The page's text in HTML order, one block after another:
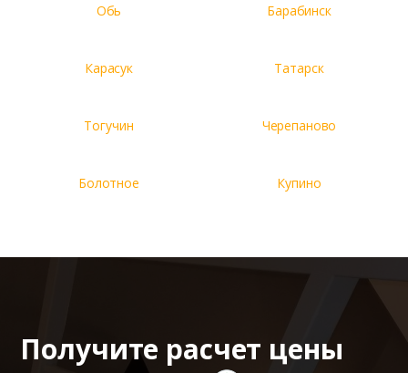
Обь Барабинск
Карасук Татарск
Тогучин Черепаново
Болотное Купино
Получите расчет цены